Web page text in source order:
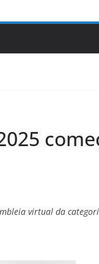
virtual da